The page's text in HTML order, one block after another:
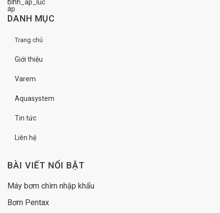
DANH MỤC
Trang chủ
Giới thiệu
Varem
Aquasystem
Tin tức
Liên hệ
BÀI VIẾT NỔI BẬT
Máy bơm chìm nhập khẩu
Bơm Pentax